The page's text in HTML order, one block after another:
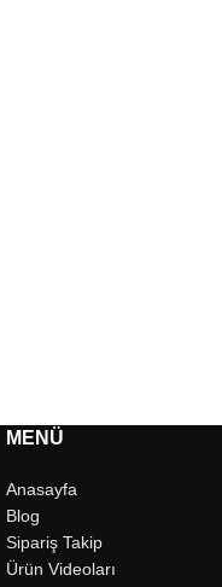
MENÜ
Anasayfa
Blog
Sipariş Takip
Ürün Videoları